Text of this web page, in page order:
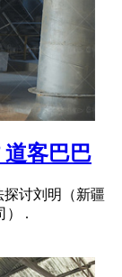
客巴巴
探讨刘明（新疆
） .